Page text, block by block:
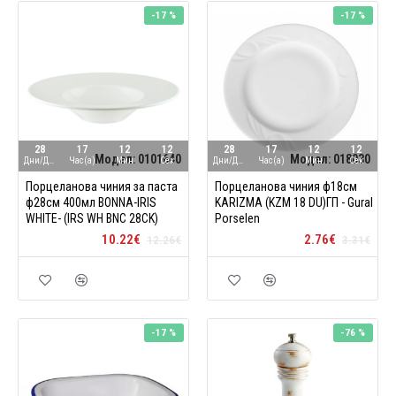
-17 %
28
Дни/Ден
17
Час(а)
12
Мин
11
Сек
Модел: 0101640
Порцеланова чиния за паста
ф28см 400мл BONNA-IRIS
WHITE- (IRS WH BNC 28CK)
10.22€ 12.26€
-17 %
28
Дни/Ден
17
Час(а)
12
Мин
11
Сек
Модел: 018030
Порцеланова чиния ф18см
KARIZMA (KZM 18 DU)ГП - Gural
Porselen
2.76€ 3.31€
-17 % -76 %